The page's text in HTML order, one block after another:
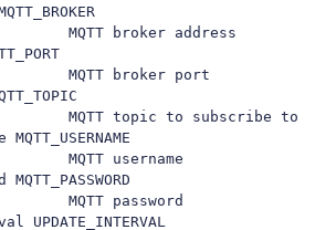
MQTT broker address
MQTT broker port
MQTT topic to subscribe to
MQTT_USERNAME
MQTT username
MQTT_PASSWORD
MQTT password
UPDATE_INTERVAL